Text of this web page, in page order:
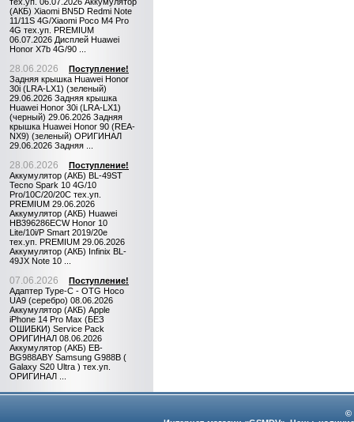
(АКБ) Xiaomi BN5D Redmi Note
11/11S 4G/Xiaomi Poco M4 Pro
4G тех.уп. PREMIUM
06.07.2026 Дисплей Huawei
Honor X7b 4G/90 ...
28.06.2026
Поступление!
Задняя крышка Huawei Honor
30i (LRA-LX1) (зеленый)
29.06.2026 Задняя крышка
Huawei Honor 30i (LRA-LX1)
(черный) 29.06.2026 Задняя
крышка Huawei Honor 90 (REA-
NX9) (зеленый) ОРИГИНАЛ
29.06.2026 Задняя ...
28.06.2026
Поступление!
Аккумулятор (АКБ) BL-49ST
Tecno Spark 10 4G/10
Pro/10C/20/20C тех.уп.
PREMIUM 29.06.2026
Аккумулятор (АКБ) Huawei
HB396286ECW Honor 10
Lite/10i/P Smart 2019/20e
тех.уп. PREMIUM 29.06.2026
Аккумулятор (АКБ) Infinix BL-
49JX Note 10 ...
07.06.2026
Поступление!
Адаптер Type-C - OTG Hoco
UA9 (серебро) 08.06.2026
Аккумулятор (АКБ) Apple
iPhone 14 Pro Max (БЕЗ
ОШИБКИ) Service Pack
ОРИГИНАЛ 08.06.2026
Аккумулятор (АКБ) EB-
BG988ABY Samsung G988B (
Galaxy S20 Ultra ) тех.уп.
ОРИГИНАЛ ...
©